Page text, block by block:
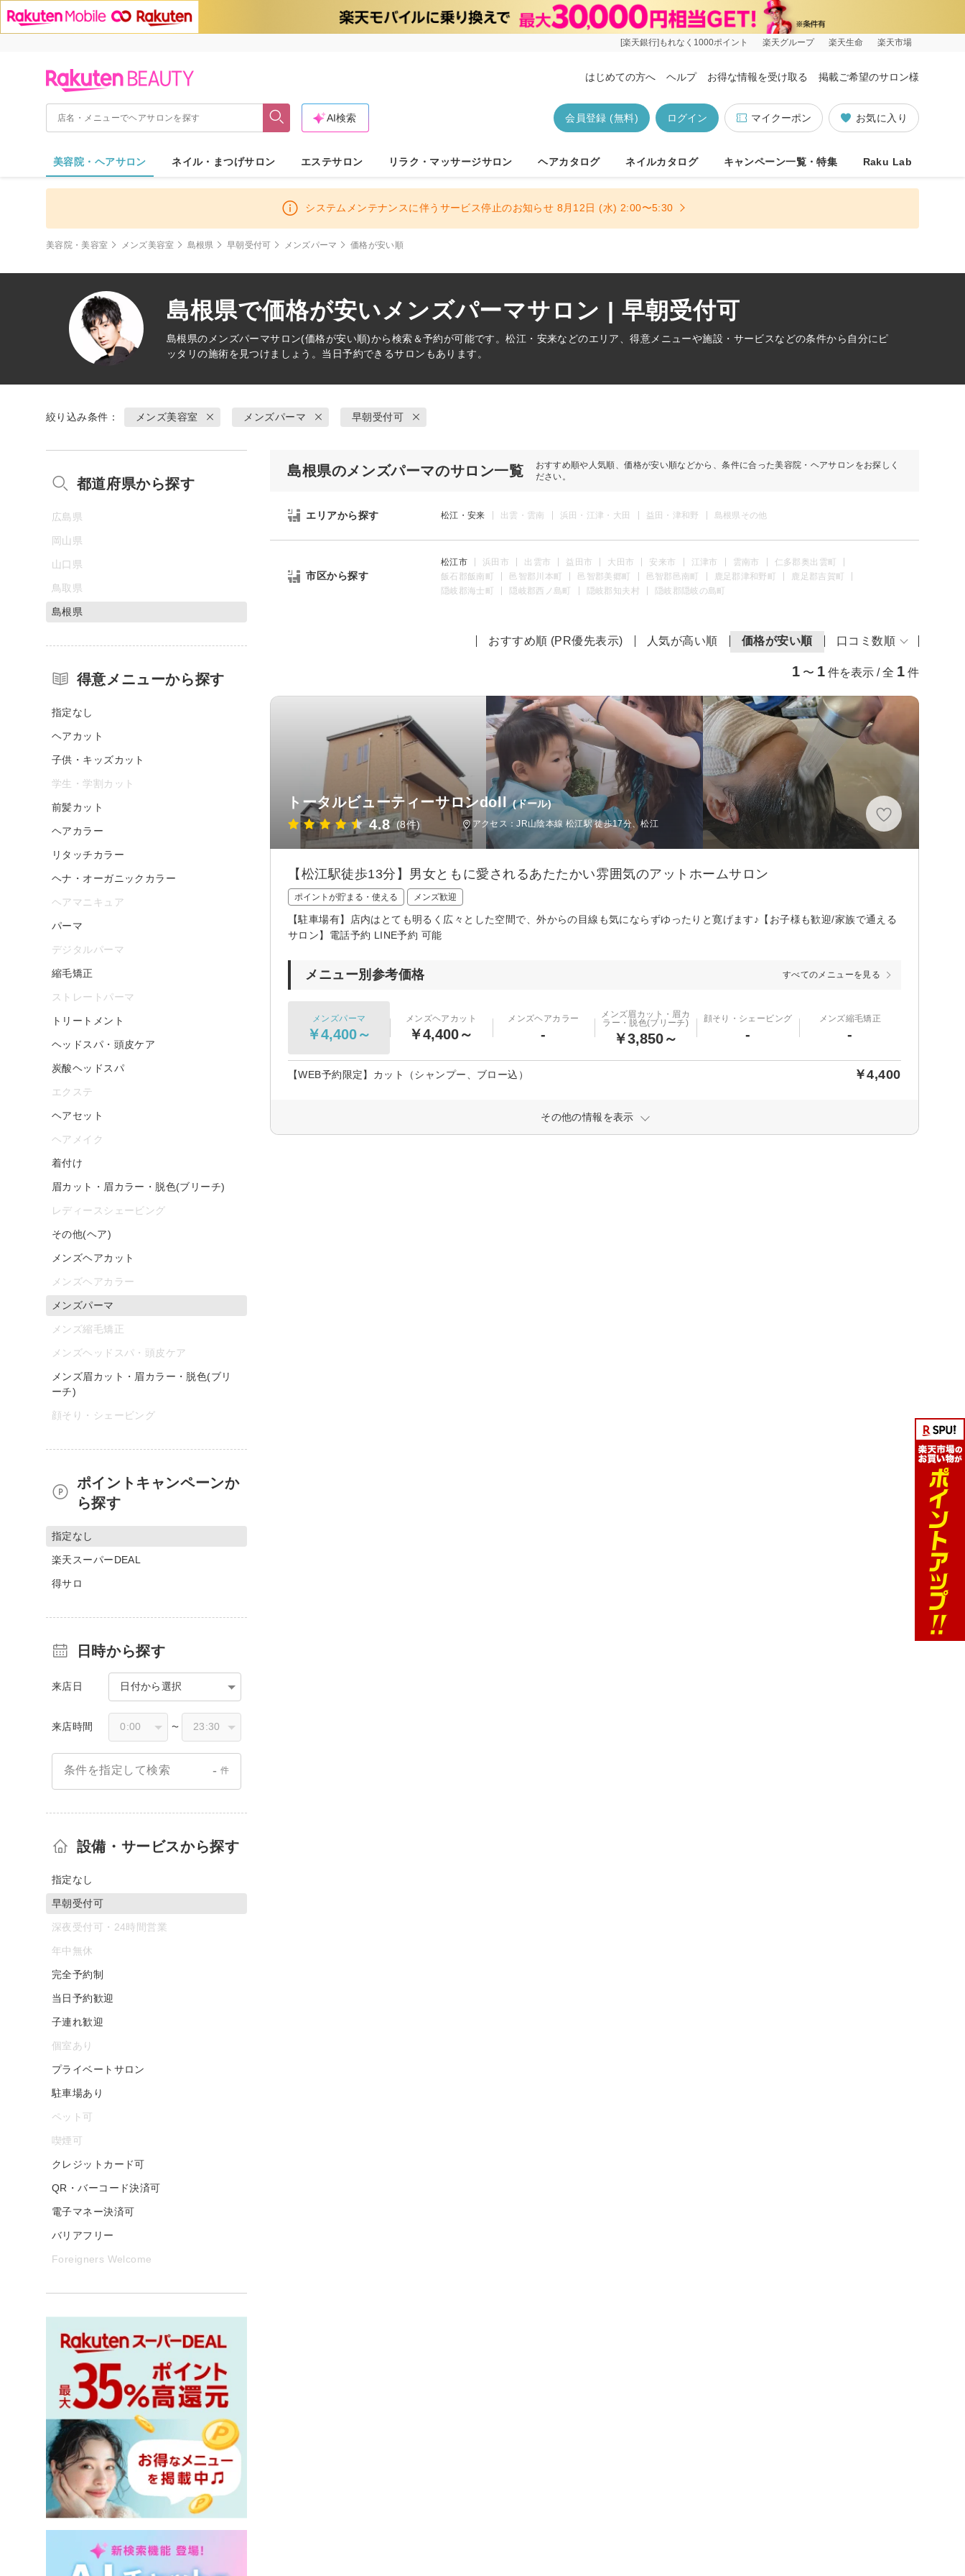
[楽天銀行]もれなく1000ポイント 楽天グループ 楽天生命 楽天市場
はじめての方へ ヘルプ お得な情報を受け取る 掲載ご希望のサロン様
お気に入り
マイクーポン
ログイン
会員登録 (無料)
AI検索
美容院・ヘアサロン ネイル・まつげサロン エステサロン リラク・マッサージサロン ヘアカタログ ネイルカタログ キャンペーン一覧・特集 Raku Lab
システムメンテナンスに伴うサービス停止のお知らせ 8月12日 (水) 2:00〜5:30
美容院・美容室 メンズ美容室 島根県 早朝受付可 メンズパーマ 価格が安い順
島根県で価格が安いメンズパーマサロン | 早朝受付可
島根県の メンズパーマサロン(価格が安い順)から検索＆予約が可能です。松江・安来などのエリア、得意メニューや施設・サービスなどの条件から自分にピ
ッタリの施術を見つけましょう。当日予約できるサロンもあります。
絞り込み条件： メンズ美容室 メンズパーマ 早朝受付可
島根県のメンズパーマのサロン一覧
おすすめ順や人気順、価格が安い順などから、条件に合った美容院・ヘアサロンをお探しく
ださい。
エリアから探す 松江・安来 出雲・雲南 浜田・江津・大田 益田・津和野 島根県その他
市区から探す
松江市 浜田市 出雲市 益田市 大田市 安来市 江津市 雲南市
仁多郡奥出雲町
飯石郡飯南町
邑智郡川本町 邑智郡美郷町 邑智郡邑南町 鹿足郡津和野町
鹿足郡吉賀町
隠岐郡海士町
隠岐郡西ノ島町 隠岐郡知夫村 隠岐郡隠岐の島町
おすすめ順 (PR優先表示) 人気が高い順 価格が安い順 口コミ数順
1 〜 1 件を表示 / 全 1 件
トータルビューティーサロンdoll (ドール)
4.8 (8件) アクセス：JR山陰本線 松江駅 徒歩17分、松江
【松江駅徒歩13分】男女ともに愛されるあたたかい雰囲気のアットホームサロン
ポイントが貯まる・使える メンズ歓迎
【駐車場有】店内はとても明るく広々とした空間で、外からの目線も気にならずゆったりと寛げます♪【お子様も歓迎/家族で通える
サロン】電話予約 LINE予約 可能
メニュー別参考価格 すべてのメニューを見る
メンズパーマ
￥4,400～
メンズヘアカット
￥4,400～
メンズヘアカラー
-
メンズ眉カット・眉カ
ラー・脱色(ブリーチ)
￥3,850～
顔そり・シェービング
-
メンズ縮毛矯正
-
【WEB予約限定】カット（シャンプー、ブロー込） ￥4,400
その他の情報を表示
都道府県から探す
広島県
岡山県
山口県
鳥取県
島根県
得意メニューから探す
指定なし
ヘアカット
子供・キッズカット
学生・学割カット
前髪カット
ヘアカラー
リタッチカラー
ヘナ・オーガニックカラー
ヘアマニキュア
パーマ
デジタルパーマ
縮毛矯正
ストレートパーマ
トリートメント
ヘッドスパ・頭皮ケア
炭酸ヘッドスパ
エクステ
ヘアセット
ヘアメイク
着付け
眉カット・眉カラー・脱色(ブリーチ)
レディースシェービング
その他(ヘア)
メンズヘアカット
メンズヘアカラー
メンズパーマ
メンズ縮毛矯正
メンズヘッドスパ・頭皮ケア
メンズ眉カット・眉カラー・脱色(ブリ
ーチ)
顔そり・シェービング
ポイントキャンペーンか
ら探す
指定なし
楽天スーパーDEAL
得サロ
日時から探す
来店日 日付から選択
来店時間 〜
条件を指定して検索 - 件
設備・サービスから探す
指定なし
早朝受付可
深夜受付可・24時間営業
年中無休
完全予約制
当日予約歓迎
子連れ歓迎
個室あり
プライベートサロン
駐車場あり
ペット可
喫煙可
クレジットカード可
QR・バーコード決済可
電子マネー決済可
バリアフリー
Foreigners Welcome